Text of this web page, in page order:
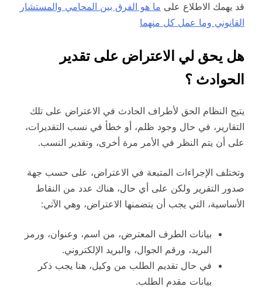
قد يهمك الاطلاع على ما هو الفرق بين المحامي والمستشار
القانوني وما عمل كل منهما
هل يحق لي الاعتراض على تقدير
الحوادث ؟
يتيح النظام الحق لأطراف الحادث في الاعتراض على تلك
التقارير، في حال وجود ظلم، أو خطأ في نسب التقديرات،
على أن يتم النظر في الأمر مرة أخرى، وتقدير النسب.
وتختلف الإجراءات المتبعة في الاعتراض، على حسب جهة
صدور التقرير ولكن على أي حال، هناك عدد من النقاط
الأساسية، التي يجب أن يتضمنها الاعتراض، وهي الآتي:
بيانات الطرف المعترض، من اسم، وعنوان، ورمز
البريد، ورقم الجوال، والبريد الإلكتروني.
في حال تقديم الطلب من وكيل، هنا يجب ذكر
بيانات مقدم الطلب.